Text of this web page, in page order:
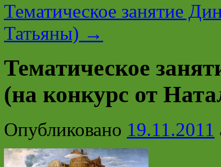
Тематическое занятие
Татьяны) →
Тематическое
(на конкурс от
Опубликовано 19.11.2011